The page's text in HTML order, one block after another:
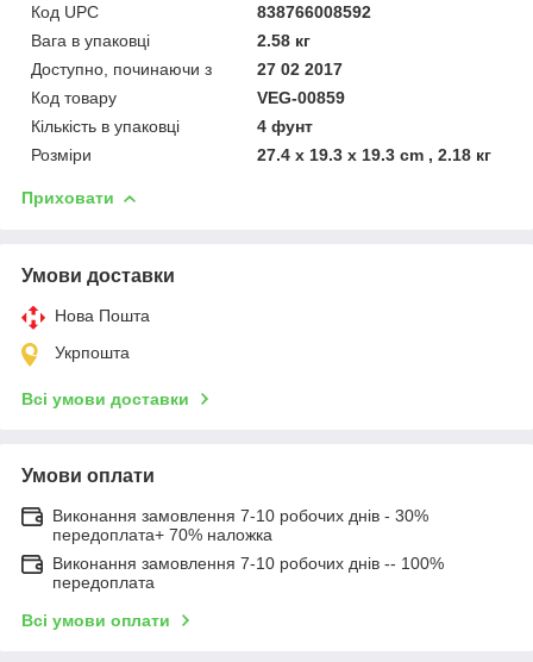
Код UPC
838766008592
Вага в упаковці
2.58 кг
Доступно, починаючи з
27 02 2017
Код товару
VEG-00859
Кількість в упаковці
4 фунт
Розміри
27.4 x 19.3 x 19.3 cm , 2.18 кг
Приховати
Умови доставки
Нова Пошта
Укрпошта
Всі умови доставки
Умови оплати
Виконання замовлення 7-10 робочих днів - 30%
передоплата+ 70% наложка
Виконання замовлення 7-10 робочих днів -- 100%
передоплата
Всі умови оплати